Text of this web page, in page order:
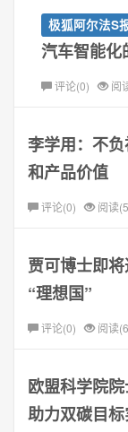
极狐阿尔法S
汽车智能化
评论(0) 阅
李学用：不
和产品价值
评论(0) 阅读
贾可博士即
“理想国”
评论(0) 阅读
欧盟科学院
助力双碳目